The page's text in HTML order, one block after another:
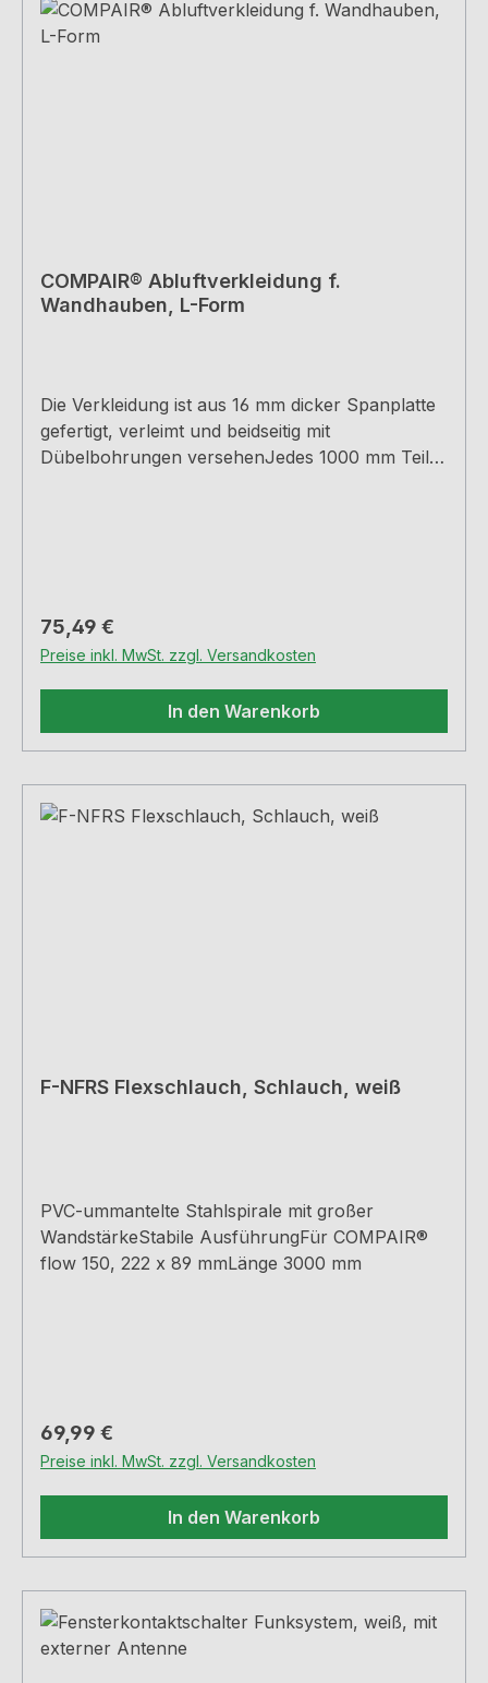
COMPAIR® Abluftverkleidung f.
Wandhauben, L-Form
Die Verkleidung ist aus 16 mm dicker Spanplatte
gefertigt, verleimt und beidseitig mit
Dübelbohrungen versehenJedes 1000 mm Teil
Regulärer Preis:
75,49 €
Preise inkl. MwSt. zzgl. Versandkosten
In den Warenkorb
F-NFRS Flexschlauch, Schlauch, weiß
PVC-ummantelte Stahlspirale mit großer
WandstärkeStabile AusführungFür COMPAIR®
flow 150, 222 x 89 mmLänge 3000 mm
Regulärer Preis:
69,99 €
Preise inkl. MwSt. zzgl. Versandkosten
In den Warenkorb